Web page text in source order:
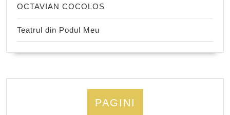
OCTAVIAN COCOLOS
Teatrul din Podul Meu
PAGINI